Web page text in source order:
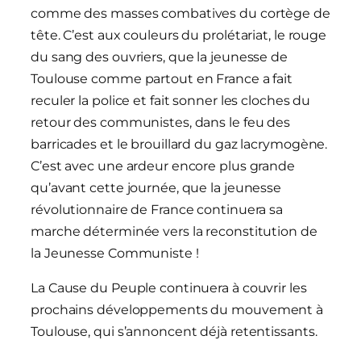
comme des masses combatives du cortège de
tête. C’est aux couleurs du prolétariat, le rouge
du sang des ouvriers, que la jeunesse de
Toulouse comme partout en France a fait
reculer la police et fait sonner les cloches du
retour des communistes, dans le feu des
barricades et le brouillard du gaz lacrymogène.
C’est avec une ardeur encore plus grande
qu’avant cette journée, que la jeunesse
révolutionnaire de France continuera sa
marche déterminée vers la reconstitution de
la Jeunesse Communiste !
La Cause du Peuple continuera à couvrir les
prochains développements du mouvement à
Toulouse, qui s’annoncent déjà retentissants.